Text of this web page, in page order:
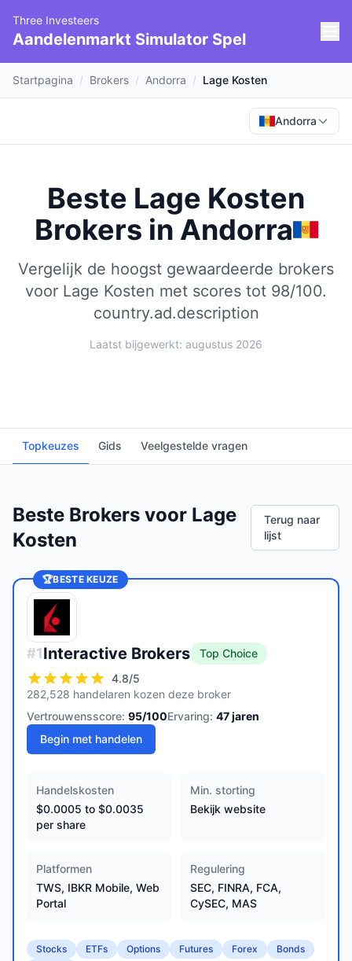
Three Investeers
Aandelenmarkt Simulator Spel
Startpagina / Brokers / Andorra / Lage Kosten
Andorra
Beste Lage Kosten
Brokers in Andorra
Vergelijk de hoogst gewaardeerde brokers
voor Lage Kosten met scores tot 98/100.
country.ad.description
Laatst bijgewerkt: augustus 2026
Topkeuzes Gids Veelgestelde vragen
Beste Brokers voor Lage
Kosten
Terug naar
lijst
🏆BESTE KEUZE
#1Interactive Brokers
Top Choice
4.8/5
282,528 handelaren kozen deze broker
Vertrouwensscore: 95/100Ervaring: 47jaren
Begin met handelen
Handelskosten
$0.0005 to $0.0035
per share
Min. storting
Bekijk website
Platformen
TWS, IBKR Mobile, Web
Portal
Regulering
SEC, FINRA, FCA,
CySEC, MAS
Stocks ETFs Options Futures Forex
Bonds